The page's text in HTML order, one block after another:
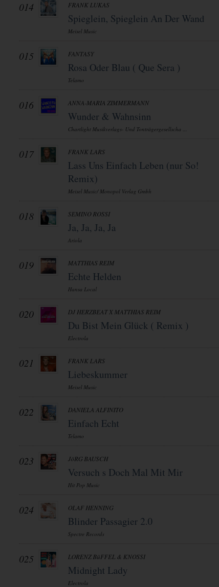
014 FRANK LUKAS
Spieglein, Spieglein An Der Wand
Meisel Music
015 FANTASY
Rosa Oder Blau ( Que Sera )
Telamo
016 ANNA-MARIA ZIMMERMANN
Wunder & Wahnsinn
Chartlight Musikverlags- Und Tonträgergesellscha ...
017 FRANK LARS
Lass Uns Einfach Leben (nur So!
Remix)
Meisel Music/ Monopol Verlag Gmbh
018 SEMINO ROSSI
Ja, Ja, Ja, Ja
Ariola
019 MATTHIAS REIM
Echte Helden
Hansa Local
020 DJ HERZBEAT X MATTHIAS REIM
Du Bist Mein Glück ( Remix )
Electrola
021 FRANK LARS
Liebeskummer
Meisel Music
022 DANIELA ALFINITO
Einfach Echt
Telamo
023 JöRG BAUSCH
Versuch s Doch Mal Mit Mir
Hit Pop Music
024 OLAF HENNING
Blinder Passagier 2.0
Spectre Records
025 LORENZ BüFFEL & KNOSSI
Midnight Lady
Electrola